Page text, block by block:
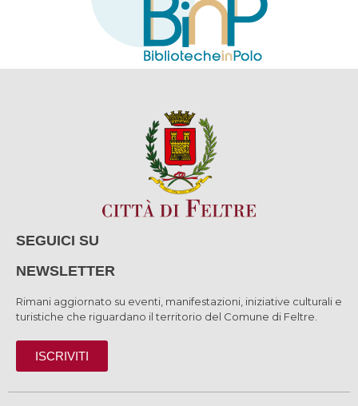
SEGUICI SU
NEWSLETTER
Rimani aggiornato su eventi, manifestazioni, iniziative culturali e
turistiche che riguardano il territorio del Comune di Feltre.
ISCRIVITI